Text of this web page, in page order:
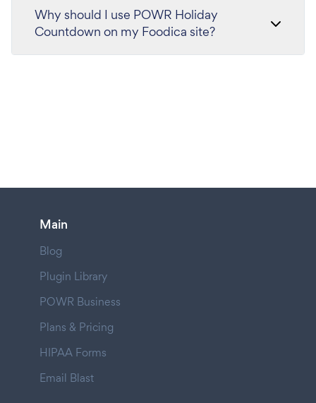
Why should I use POWR Holiday
Countdown on my Foodica site?
Main
Blog
Plugin Library
POWR Business
Plans & Pricing
HIPAA Forms
Email Blast